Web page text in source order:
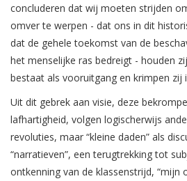
concluderen dat wij moeten strijden
omver te werpen - dat ons in dit
dat de gehele toekomst van de
het menselijke ras bedreigt - houden
bestaat als vooruitgang en krimpen zij
Uit dit gebrek aan visie, deze
lafhartigheid, volgen logischerwijs
revoluties, maar “kleine daden” als
“narratieven”, een terugtrekking tot
ontkenning van de klassenstrijd, “mijn